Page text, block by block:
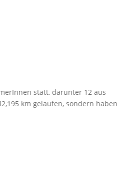
statt, darunter 12 aus
km gelaufen, sondern haben